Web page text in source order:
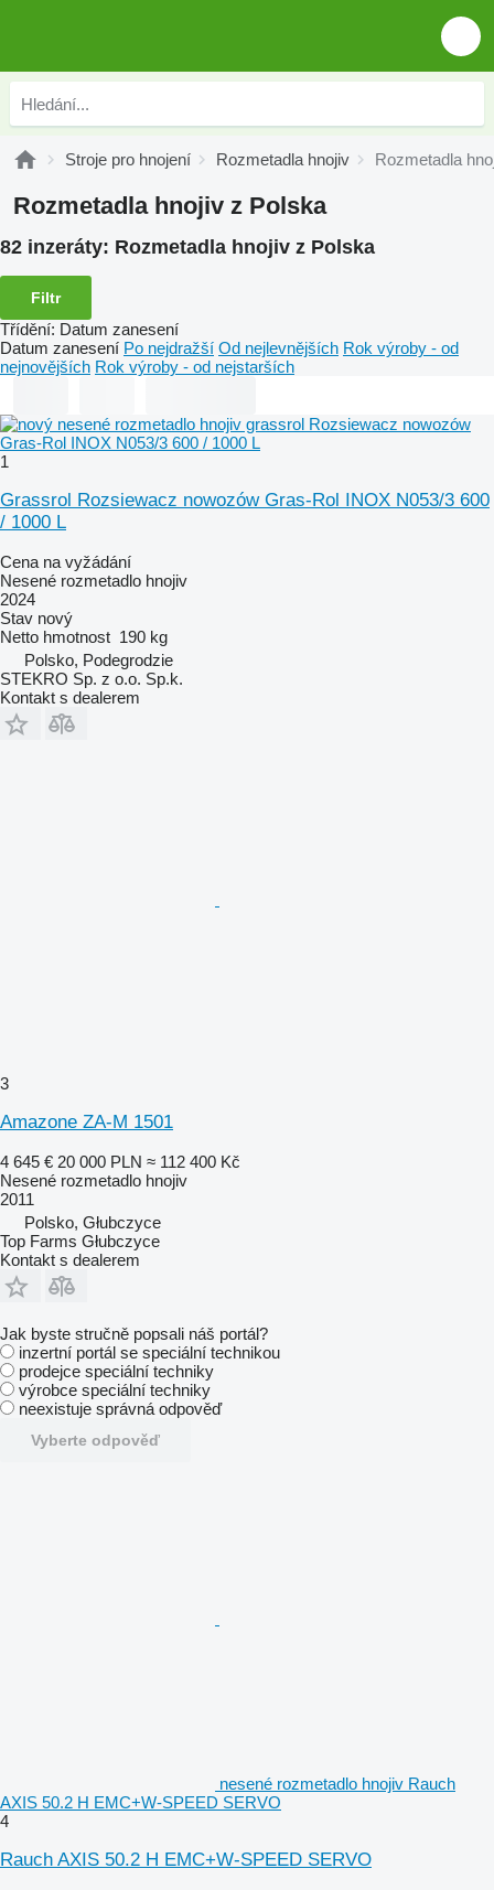
Stroje pro hnojení Rozmetadla hnojiv Rozmetadla
Rozmetadla hnojiv z Polska
82 inzeráty: Rozmetadla hnojiv z Polska
Filtr
Třídění: Datum zanesení
Datum zanesení Po nejdražší Od nejlevnějších Rok výroby - od
nejnovějších Rok výroby - od nejstarších
1
Grassrol Rozsiewacz nowozów Gras-Rol INOX N053/3 600
/ 1000 L
Cena na vyžádání
Nesené rozmetadlo hnojiv
2024
Stav nový
Netto hmotnost 190 kg
Polsko, Podegrodzie
STEKRO Sp. z o.o. Sp.k.
Kontakt s dealerem
3
Amazone ZA-M 1501
4 645 € 20 000 PLN ≈ 112 400 Kč
Nesené rozmetadlo hnojiv
2011
Polsko, Głubczyce
Top Farms Głubczyce
Kontakt s dealerem
Jak byste stručně popsali náš portál?
inzertní portál se speciální technikou
prodejce speciální techniky
výrobce speciální techniky
neexistuje správná odpověď
Vyberte odpověď
nesené rozmetadlo hnojiv Rauch
AXIS 50.2 H EMC+W-SPEED SERVO
4
Rauch AXIS 50.2 H EMC+W-SPEED SERVO